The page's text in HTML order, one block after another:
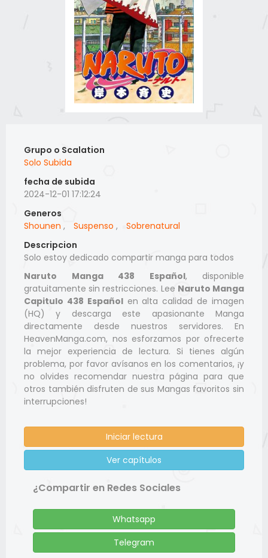
Grupo o Scalation
Solo Subida
fecha de subida
2024-12-01 17:12:24
Generos
Shounen , Suspenso ,
Sobrenatural
Descripcion
Solo estoy dedicado compartir manga para todos
Naruto Manga 438 Español, disponible
gratuitamente sin restricciones. Lee Naruto Manga
Capitulo 438 Españolen alta calidad de imagen
(HQ) y descarga este apasionante Manga
directamente desde nuestros servidores. En
HeavenManga.com, nos esforzamos por ofrecerte
la mejor experiencia de lectura. Si tienes algún
problema, por favor avísanos en los comentarios, ¡y
no olvides recomendar nuestra página para que
otros también disfruten de sus Mangas favoritos sin
interrupciones!
Iniciar lectura
Ver capítulos
¿Compartir en Redes Sociales
Whatsapp
Telegram